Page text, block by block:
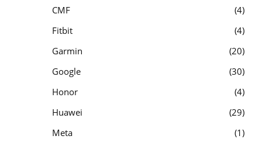
CMF
4
Fitbit
4
Garmin
20
Google
30
Honor
4
Huawei
29
Meta
1